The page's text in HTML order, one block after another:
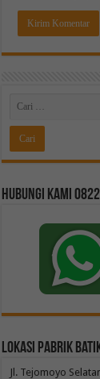
Hubungi kami
Lokasi Pabrik
Jl. Tejomoyo